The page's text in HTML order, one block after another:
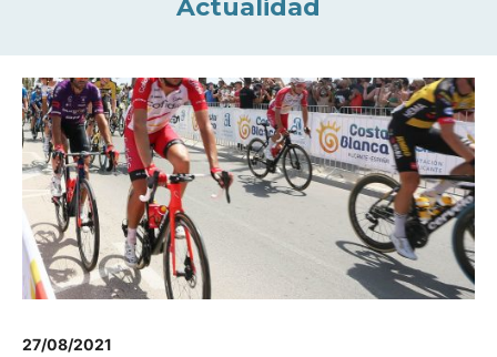
Actualidad
27/08/2021